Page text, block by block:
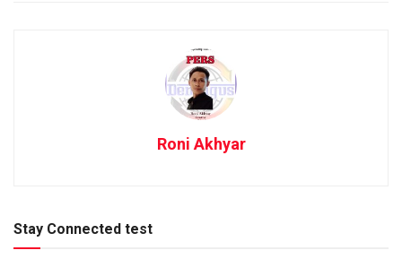
Roni Akhyar
Stay Connected test